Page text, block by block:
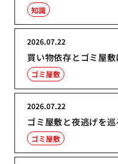
知識
買い物依存とゴミ屋
2026.07.22
ゴミ屋敷
ゴミ屋敷と夜逃げを
2026.07.22
ゴミ屋敷